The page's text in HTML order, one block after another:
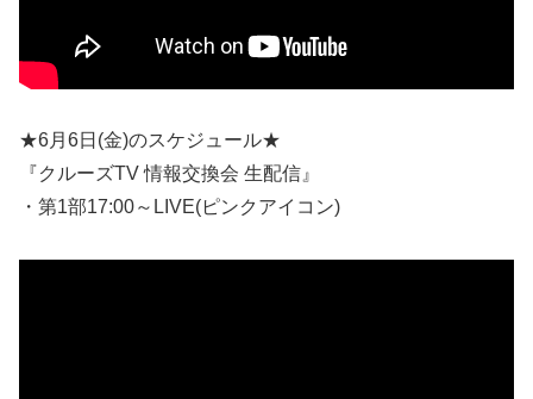
★6月6日(金)のスケジュール★
『クルーズTV 情報交換会 生配信』
・第1部17:00～LIVE(ピンクアイコン)